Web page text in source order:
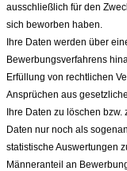
ausschließlich für den
sich beworben haben.
Ihre Daten werden über
Bewerbungsverfahrens
Erfüllung von rechtlichen
Ansprüchen aus
Ihre Daten zu löschen
Daten nur noch als
statistische Auswertungen
Männeranteil an